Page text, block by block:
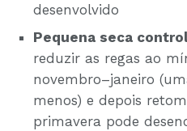
desenvolvido
Pequena seca
reduzir as regas ao
novembro–janeiro
menos) e depois
primavera pode